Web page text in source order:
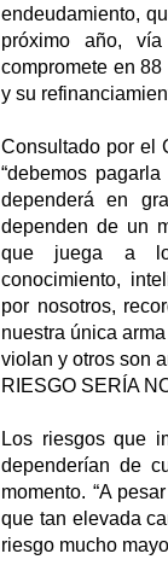
endeudamiento,
próximo año,
compromete en
y su
Consultado por el
“debemos
dependerá en
dependen de un
que juega a lo
conocimiento,
por nosotros,
nuestra única
violan y otros son
RIESGO SERÍA
Los riesgos que
dependerían de
momento. “A
que tan elevada
riesgo mucho